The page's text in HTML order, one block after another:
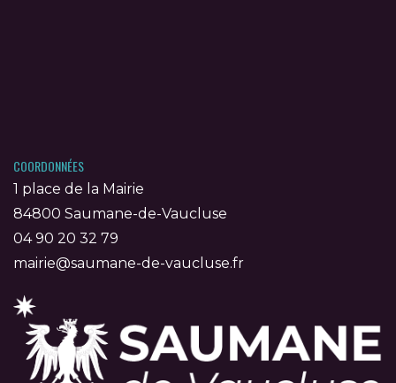
COORDONNÉES
1 place de la Mairie
84800 Saumane-de-Vaucluse
04 90 20 32 79
mairie@saumane-de-vaucluse.fr